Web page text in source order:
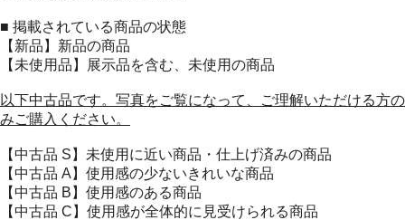
■ 掲載されている商品の状態
【新品】新品の商品
【未使用品】展示品を含む、未使用の商品
以下中古品です。写真をご覧になって、ご理解いただける方の
みご購入ください。
【中古品 S】未使用に近い商品・仕上げ済みの商品
【中古品 A】使用感の少ないきれいな商品
【中古品 B】使用感のある商品
【中古品 C】使用感が全体的に見受けられる商品